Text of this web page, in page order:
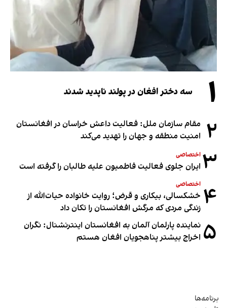
۱ سه دختر افغان در پولند ناپدید شدند
۲ مقام سازمان ملل: فعالیت داعش خراسان در افغانستان
امنیت منطقه و جهان را تهدید می‌کند
۳ اختصاصی
ایران جلوی فعالیت فاطمیون علیه طالبان را گرفته است
۴ اختصاصی
خشکسالی، بیکاری و قرض؛ روایت خانواده حیات‌الله از
زندگی مردی که مرگش افغانستان را تکان داد
۵ نماینده پارلمان آلمان به افغانستان اینترنشنال: نگران
اخراج بیشتر پناهجویان افغان هستم
برنامه‌ها